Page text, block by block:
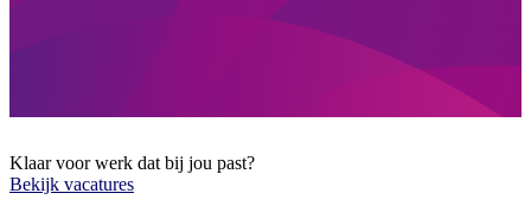
Klaar voor werk dat bij jou past?
Bekijk vacatures